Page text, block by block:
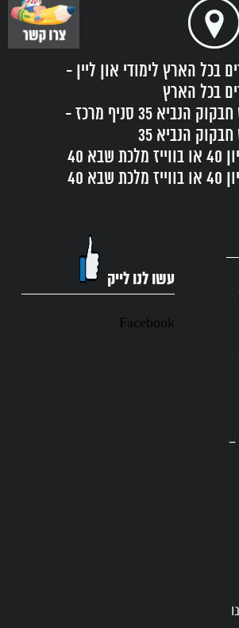
קורס מ.ב.ט.
בכל הארץ לימודי און ליין -
בכל הארץ
סניף מרכז - בית שמש חבקוק הנביא 35 סניף מרכז -
הנביא 35
סניף אילת - האיצטדיון 40 או בווייז מלכת שבא 40
40
–
עשו לנו לייק
Facebook